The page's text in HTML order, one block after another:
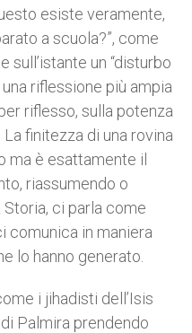
esiste veramente,
a scuola?”, come
un “disturbo
riflessione più ampia
riflesso, sulla potenza
finitezza di una rovina
ma è esattamente il
riassumendo o
ci parla come
comunica in maniera
lo hanno generato.
i jihadisti dell’Isis
Palmira prendendo